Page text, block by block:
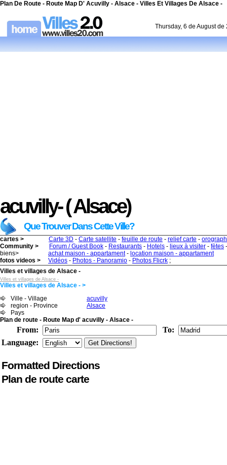
Plan De Route - Route Map D' Acuvilly - Alsace - Villes Et Villages De Alsace -
Thursday, 6 de August de
acuvilly- ( Alsace)
Que Trouver Dans Cette Ville?
cartes > Carte 3D - Carte satellite - feuille de route - relief carte -
Community >
Forum / Guest Book - Restaurants - Hotels - lieux à visiter - fètes
biens>
achat maison - appartament- location maison - appartament
fotos videos >
Vidéos - Photos - Panoramio - Photos Flicrk ;
Villes et villages de Alsace -
Villes et villages de Alsace -
Villes et villages de Alsace - >
Ville - Village
acuvilly
region - Province
Alsace
Pays
Plan de route - Route Map d' acuvilly - Alsace -
From:
To:
Language:
Formatted Directions
Plan de route carte